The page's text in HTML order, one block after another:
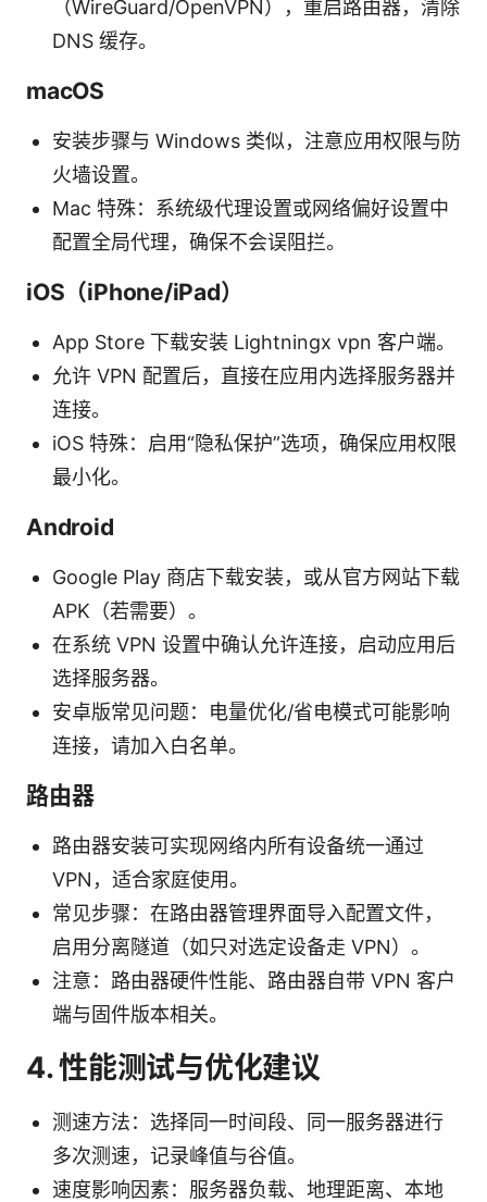
（WireGuard/OpenVPN），重启路由器，清除
DNS 缓存。
macOS
安装步骤与 Windows 类似，注意应用权限与防
火墙设置。
Mac 特殊：系统级代理设置或网络偏好设置中
配置全局代理，确保不会误阻拦。
iOS（iPhone/iPad）
App Store 下载安装 Lightningx vpn 客户端。
允许 VPN 配置后，直接在应用内选择服务器并
连接。
iOS 特殊：启用“隐私保护”选项，确保应用权限
最小化。
Android
Google Play 商店下载安装，或从官方网站下载
APK（若需要）。
在系统 VPN 设置中确认允许连接，启动应用后
选择服务器。
安卓版常见问题：电量优化/省电模式可能影响
连接，请加入白名单。
路由器
路由器安装可实现网络内所有设备统一通过
VPN，适合家庭使用。
常见步骤：在路由器管理界面导入配置文件，
启用分离隧道（如只对选定设备走 VPN）。
注意：路由器硬件性能、路由器自带 VPN 客户
端与固件版本相关。
4. 性能测试与优化建议
测速方法：选择同一时间段、同一服务器进行
多次测速，记录峰值与谷值。
速度影响因素：服务器负载、地理距离、本地